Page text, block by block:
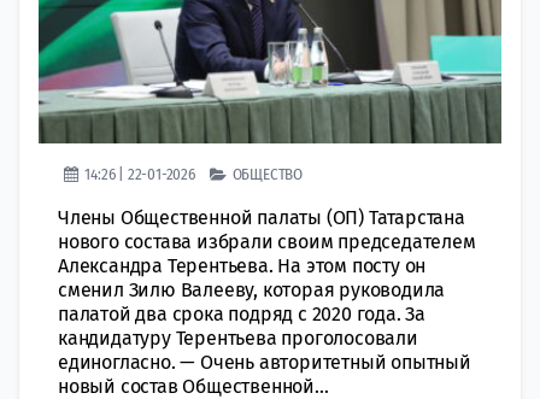
14:26 | 22-01-2026 ОБЩЕСТВО
Члены Общественной палаты (ОП) Татарстана
нового состава избрали своим председателем
Александра Терентьева. На этом посту он
сменил Зилю Валееву, которая руководила
палатой два срока подряд с 2020 года. За
кандидатуру Терентьева проголосовали
единогласно. — Очень авторитетный опытный
новый состав Общественной...